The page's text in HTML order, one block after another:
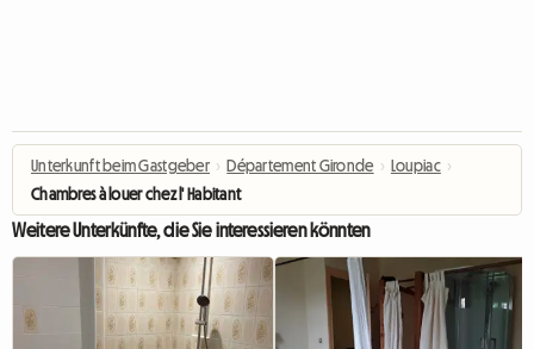
Unterkunft beim Gastgeber › Département Gironde › Loupiac ›
Chambres à louer chez l' Habitant
Weitere Unterkünfte, die Sie interessieren könnten